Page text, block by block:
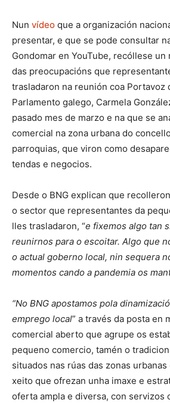
Nun vídeo que a organización
presentar, e que se pode consultar
Gondomar en YouTube, recóllese un
das preocupacións que
trasladaron na reunión coa Portavoz
Parlamento galego, Carmela
pasado mes de marzo e na que se
comercial na zona urbana do
parroquias, que viron como
tendas e negocios.
Desde o BNG explican que
o sector que representantes da
lles trasladaron, “e fixemos algo tan
reunirnos para o escoitar. Algo que
o actual goberno local, nin sequera
momentos cando a pandemia os
“No BNG apostamos pola
emprego local” a través da posta en
comercial aberto que agrupe os
pequeno comercio, tamén o
situados nas rúas das zonas urbanas
xeito que ofrezan unha imaxe e
oferta ampla e diversa, con servizos